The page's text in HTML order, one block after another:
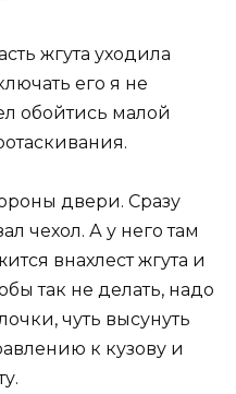
жгута уходила
его я не
обойтись малой
двери. Сразу
чехол. А у него там
внахлест жгута и
так не делать, надо
чуть высунуть
к кузову и